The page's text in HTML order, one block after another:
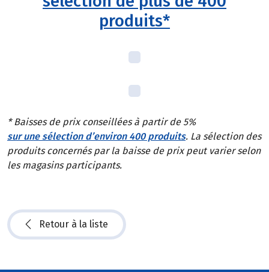
produits*
* Baisses de prix conseillées à partir de 5%
sur une sélection d’environ 400 produits. La sélection des
produits concernés par la baisse de prix peut varier selon
les magasins participants.
Retour à la liste